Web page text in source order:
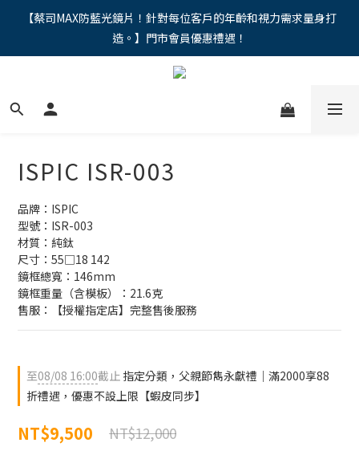
"馬年新章續寫，視界品味進階，限時禮遇 9 折無上限，12期分期
免手續費。。
【蔡司MAX防藍光鏡片！針對每位客戶的年齡和視力需求量身打
造。】門市會員優惠禮遇！
"馬年新章續寫，視界品味進階，限時禮遇 9 折無上限，12期分期
ISPIC ISR-003
品牌：ISPIC
型號：ISR-003
材質：純鈦
尺寸：55□18 142
鏡框總寬：146mm
鏡框重量（含模板）：21.6克
售服：【授權指定店】完整售後服務
至08/08 16:00截止 指定分類，父親節雋永獻禮｜滿2000享88
折禮遇，優惠不設上限【蝦皮同步】
NT$9,500 NT$12,000